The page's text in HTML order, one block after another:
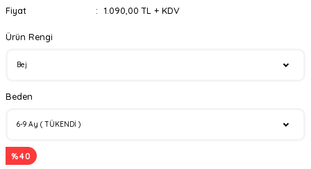
Fiyat
1.090,00 TL + KDV
Ürün Rengi
Beden
%40